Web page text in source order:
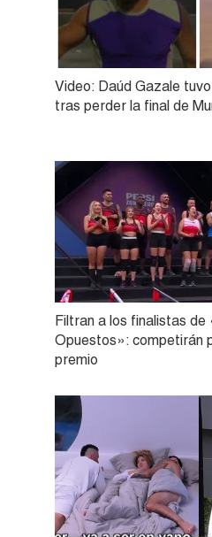
Video: Daúd Gazale
tras perder la final de
Filtran a los finalistas de
Opuestos»: competirán
premio